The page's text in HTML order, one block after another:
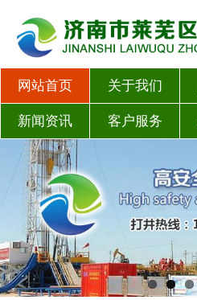
网站首页 关于我们
新闻资讯 客户服务